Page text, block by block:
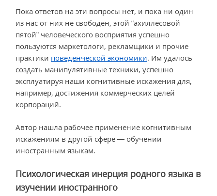
Пока ответов на эти вопросы нет, и пока ни один
из нас от них не свободен, этой “ахиллесовой
пятой” человеческого восприятия успешно
пользуются маркетологи, рекламщики и прочие
практики поведенческой экономики. Им удалось
создать манипулятивные техники, успешно
эксплуатируя наши когнитивные искажения для,
например, достижения коммерческих целей
корпораций.
Автор нашла рабочее применение когнитивным
искажениям в другой сфере — обучении
иностранным языкам.
Психологическая инерция родного языка в
изучении иностранного